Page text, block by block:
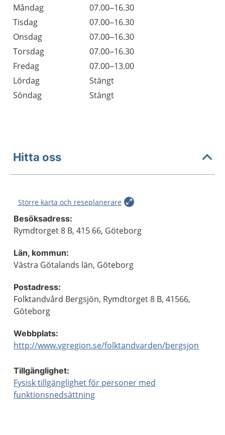
Dag
Öppettider
Kommentarer
Måndag
07.00–16.30
Tisdag
07.00–16.30
Onsdag
07.00–16.30
Torsdag
07.00–16.30
Fredag
07.00–13.00
Lördag
Stängt
Söndag
Stängt
Hitta oss
Större karta och reseplanerare
Besöksadress:
Rymdtorget 8 B, 415 66, Göteborg
Län, kommun:
Västra Götalands län, Göteborg
Postadress:
Folktandvård Bergsjön, Rymdtorget 8 B, 41566,
Göteborg
Webbplats:
http://www.vgregion.se/folktandvarden/bergsjon
Tillgänglighet:
Fysisk tillgänglighet för personer med
funktionsnedsättning